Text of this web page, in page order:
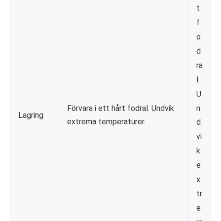
Lagring
Förvara i ett hårt fodral. Undvik
extrema temperaturer.
t
f
o
d
ra
l.
U
n
d
vi
k
e
x
tr
e